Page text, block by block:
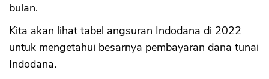
bulan.
Kita akan lihat tabel angsuran Indodana di 2022
untuk mengetahui besarnya pembayaran dana tunai
Indodana.